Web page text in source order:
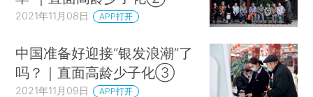
2021年11月08日 APP打开
中国准备好迎接“银发浪潮”了
吗？｜直面高龄少子化③
2021年11月09日 APP打开